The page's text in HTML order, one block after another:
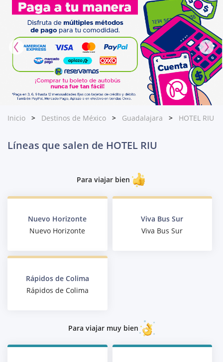
Inicio Destinos de México Guadalajara HOTEL RIU
Líneas que salen de HOTEL RIU
Para viajar bien
Nuevo Horizonte
Nuevo Horizonte
Viva Bus Sur
Viva Bus Sur
Rápidos de Colima
Rápidos de Colima
Para viajar muy bien